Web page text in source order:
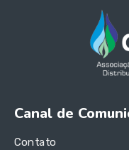
Canal de
Contato